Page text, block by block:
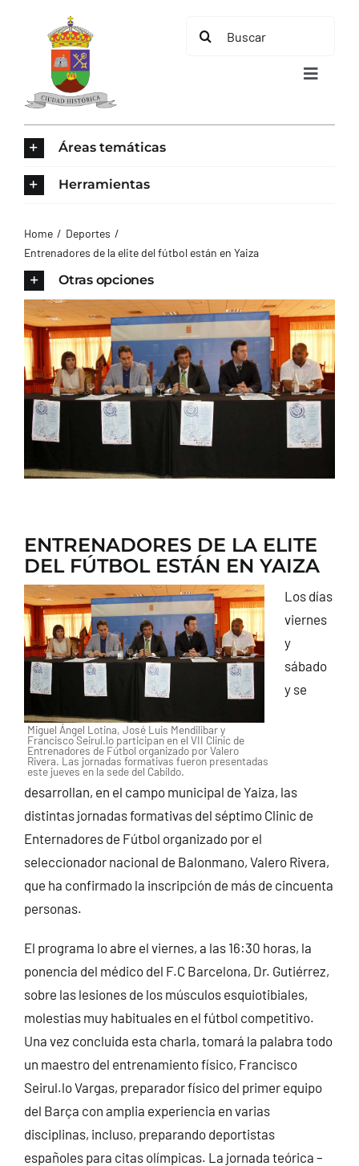
contenido
Buscar:
Toggle
AYUNTAMIENTO
TURISMO
CONTACTO
Áreas temáticas
Herramientas
Home
Deportes
Entrenadores de la elite del fútbol están en Yaiza
Otras opciones
ENTRENADORES DE LA ELITE
DEL FÚTBOL ESTÁN EN YAIZA
Miguel Ángel Lotina, José Luis Mendilibar y
Francisco Seirul.lo participan en el VII Clinic de
Entrenadores de Fútbol organizado por Valero
Rivera. Las jornadas formativas fueron presentadas
este jueves en la sede del Cabildo.
Los días
viernes
y
sábado
y se
desarrollan, en el campo municipal de Yaiza, las
distintas jornadas formativas del séptimo Clinic de
Enternadores de Fútbol organizado por el
seleccionador nacional de Balonmano, Valero Rivera,
que ha confirmado la inscripción de más de cincuenta
personas.
El programa lo abre el viernes, a las 16:30 horas, la
ponencia del médico del F.C Barcelona, Dr. Gutiérrez,
sobre las lesiones de los músculos esquiotibiales,
molestias muy habituales en el fútbol competitivo.
Una vez concluida esta charla, tomará la palabra todo
un maestro del entrenamiento físico, Francisco
Seirul.lo Vargas, preparador físico del primer equipo
del Barça con amplia experiencia en varias
disciplinas, incluso, preparando deportistas
españoles para citas olímpicas. La jornada teórica –